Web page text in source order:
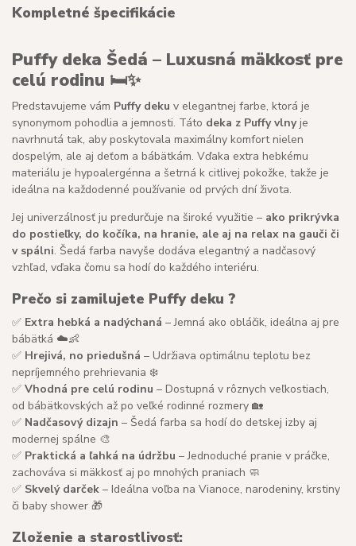
Kompletné špecifikácie
Puffy deka Šedá – Luxusná mäkkosť pre
celú rodinu 🛏️✨
Predstavujeme vám Puffy deku v elegantnej farbe, ktorá je
synonymom pohodlia a jemnosti. Táto deka z Puffy vlnyje
navrhnutá tak, aby poskytovala maximálny komfort nielen
dospelým, ale aj deťom a bábätkám. Vďaka extra hebkému
materiálu je hypoalergénna a šetrná k citlivej pokožke, takže je
ideálna na každodenné používanie od prvých dní života.
Jej univerzálnosť ju predurčuje na široké využitie – ako prikrývka
do postieľky, do kočíka, na hranie, ale aj na relax na gauči či
v spálni. Šedá farba navyše dodáva elegantný a nadčasový
vzhľad, vďaka čomu sa hodí do každého interiéru.
Prečo si zamilujete Puffy deku ?
✅ Extra hebká a nadýchaná – Jemná ako obláčik, ideálna aj pre
bábätká ☁️👶
✅ Hrejivá, no priedušná – Udržiava optimálnu teplotu bez
nepríjemného prehrievania ❄️
✅ Vhodná pre celú rodinu – Dostupná v rôznych veľkostiach,
od bábätkovských až po veľké rodinné rozmery 🏡
✅ Nadčasový dizajn – Šedá farba sa hodí do detskej izby aj
modernej spálne 🎨
✅ Praktická a ľahká na údržbu – Jednoduché pranie v práčke,
zachováva si mäkkosť aj po mnohých praniach 🧼
✅ Skvelý darček – Ideálna voľba na Vianoce, narodeniny, krstiny
či baby shower 🎁
Zloženie a starostlivosť: